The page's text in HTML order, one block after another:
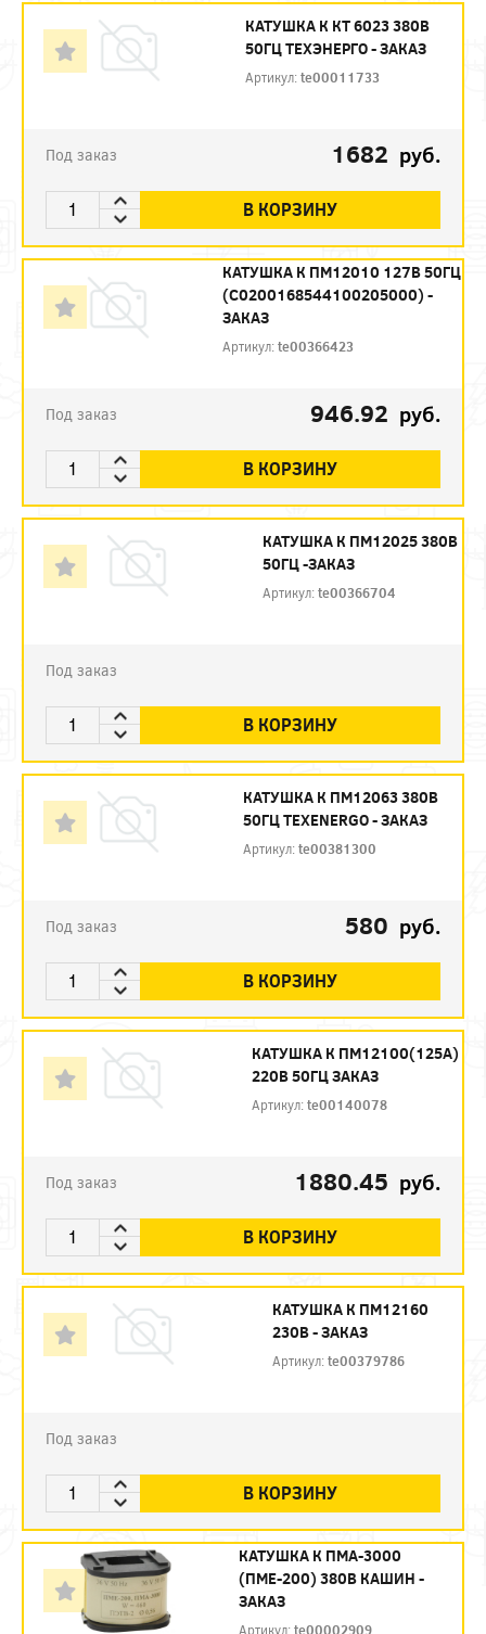
КАТУШКА К КТ 6023 380В
50ГЦ ТЕХЭНЕРГО - ЗАКАЗ
Артикул:te00011733
Под заказ 1682 руб.
В КОРЗИНУ
КАТУШКА К ПМ12010 127В 50ГЦ
(С0200168544100205000) -
ЗАКАЗ
Артикул:te00366423
Под заказ 946.92 руб.
В КОРЗИНУ
КАТУШКА К ПМ12025 380В
50ГЦ -ЗАКАЗ
Артикул:te00366704
Под заказ
В КОРЗИНУ
КАТУШКА К ПМ12063 380В
50ГЦ TEXENERGO - ЗАКАЗ
Артикул:te00381300
Под заказ 580 руб.
В КОРЗИНУ
КАТУШКА К ПМ12100(125А)
220В 50ГЦ ЗАКАЗ
Артикул:te00140078
Под заказ 1880.45 руб.
В КОРЗИНУ
КАТУШКА К ПМ12160
230В - ЗАКАЗ
Артикул:te00379786
Под заказ
В КОРЗИНУ
КАТУШКА К ПМА-3000
(ПМЕ-200) 380В КАШИН -
ЗАКАЗ
Артикул:te00002909